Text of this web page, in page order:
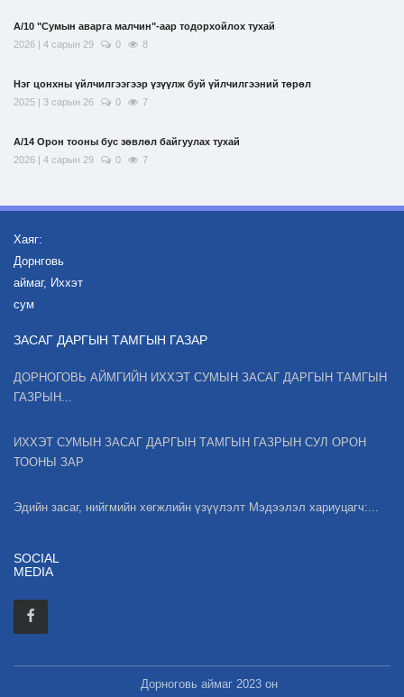
А/10 "Сумын аварга малчин"-аар тодорхойлох тухай
2026 | 4 сарын 29
0 8
Нэг цонхны үйлчилгээгээр үзүүлж буй үйлчилгээний төрөл
2025 | 3 сарын 26
0 7
А/14 Орон тооны бус зөвлөл байгуулах тухай
2026 | 4 сарын 29
0 7
Хаяг:
Дорнговь
аймаг, Иххэт
сум
ЗАСАГ ДАРГЫН ТАМГЫН ГАЗАР
ДОРНОГОВЬ АЙМГИЙН ИХХЭТ СУМЫН ЗАСАГ ДАРГЫН ТАМГЫН
ГАЗРЫН...
ИХХЭТ СУМЫН ЗАСАГ ДАРГЫН ТАМГЫН ГАЗРЫН СУЛ ОРОН
ТООНЫ ЗАР
Эдийн засаг, нийгмийн хөгжлийн үзүүлэлт Мэдээлэл хариуцагч:...
SOCIAL
MEDIA
Дорноговь аймаг 2023 он